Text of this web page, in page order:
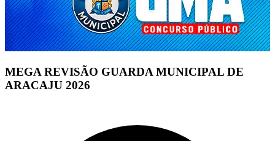
MEGA REVISÃO GUARDA MUNICIPAL DE
ARACAJU 2026